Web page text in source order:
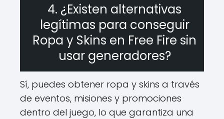
4. ¿Existen alternativas
legítimas para conseguir
Ropa y Skins en Free Fire sin
usar generadores?
Sí, puedes obtener ropa y skins a través
de eventos, misiones y promociones
dentro del juego, lo que garantiza una